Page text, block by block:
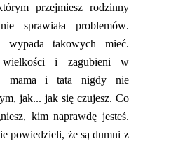
przejmiesz rodzinny
sprawiała problemów.
takowych mieć.
i zagubieni w
mama i tata nigdy nie
jak... jak się czujesz. Co
kim naprawdę jesteś.
powiedzieli, że są dumni z